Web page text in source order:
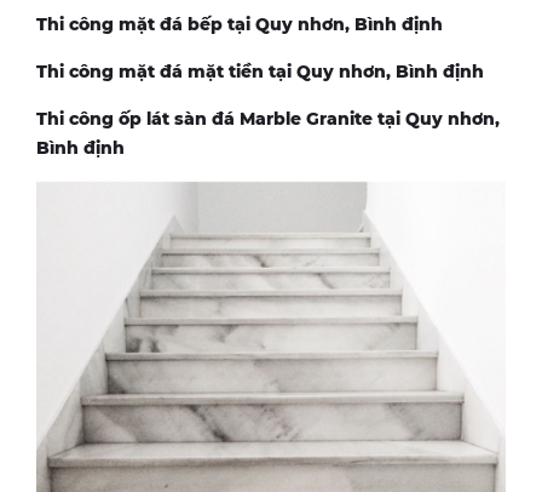
Thi công mặt đá bếp tại Quy nhơn, Bình định
Thi công mặt đá mặt tiền tại Quy nhơn, Bình định
Thi công ốp lát sàn đá Marble Granite tại Quy nhơn,
Bình định